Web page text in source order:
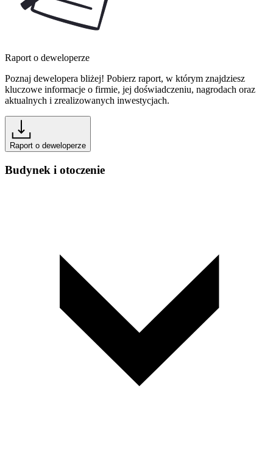
Raport o deweloperze
Poznaj dewelopera bliżej! Pobierz raport, w którym znajdziesz
kluczowe informacje o firmie, jej doświadczeniu, nagrodach oraz
aktualnych i zrealizowanych inwestycjach.
Raport o deweloperze
Budynek i otoczenie